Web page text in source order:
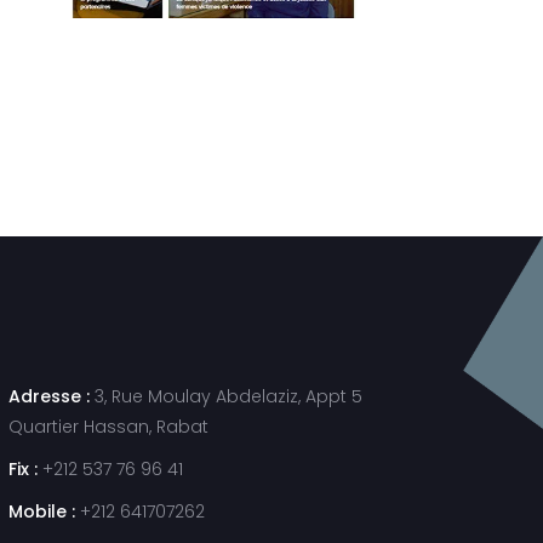
Adresse : 3, Rue Moulay Abdelaziz, Appt 5
Quartier Hassan, Rabat
Fix : +212 537 76 96 41
Mobile : +212 641707262